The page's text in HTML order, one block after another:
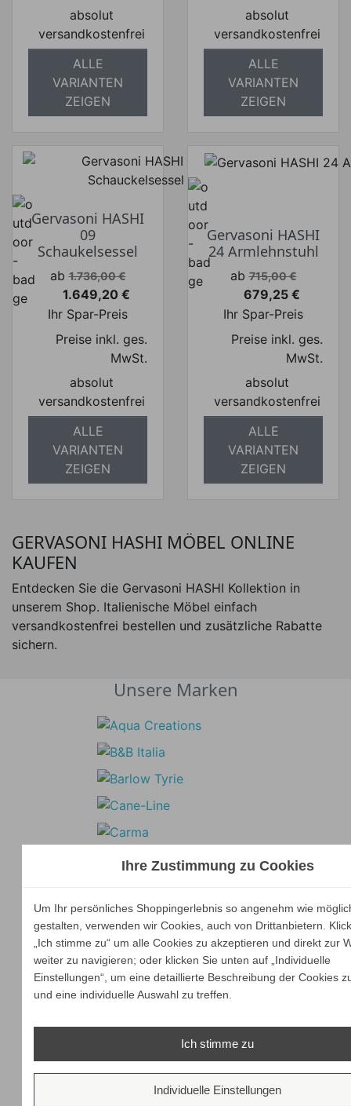
absolut
versandkostenfrei
ALLE
VARIANTEN
ZEIGEN
absolut
versandkostenfrei
ALLE
VARIANTEN
ZEIGEN
Gervasoni HASHI
09
Schaukelsessel
Verkaufspreis
ab 1.736,00 €
Preis
1.649,20 €
Ihr Spar-Preis
Preise inkl. ges.
MwSt.
absolut
versandkostenfrei
ALLE
VARIANTEN
ZEIGEN
Gervasoni HASHI
24 Armlehnstuhl
Verkaufspreis
ab 715,00 €
Preis
679,25 €
Ihr Spar-Preis
Preise inkl. ges.
MwSt.
absolut
versandkostenfrei
ALLE
VARIANTEN
ZEIGEN
GERVASONI HASHI MÖBEL ONLINE
KAUFEN
Entdecken Sie die Gervasoni HASHI Kollektion in
unserem Shop. Italienische Möbel einfach
versandkostenfrei bestellen und zusätzliche Rabatte
sichern.
Unsere Marken
Ihre Zustimmung zu Cookies
Um Ihr persönliches Shoppingerlebnis so angenehm wie
gestalten, verwenden wir Cookies, auch von Drittanbietern.
„Ich stimme zu“ um alle Cookies zu akzeptieren und direkt zur
weiter zu navigieren; oder klicken Sie unten auf „Individuelle
Einstellungen“, um eine detaillierte Beschreibung der Cookies
und eine individuelle Auswahl zu treffen.
Ich stimme zu
Individuelle Einstellungen